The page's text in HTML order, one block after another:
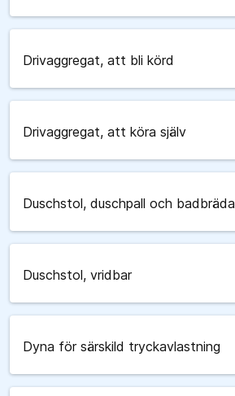
Drivaggregat, att bli körd
Drivaggregat, att köra själv
Duschstol, duschpall och badbräda
Duschstol, vridbar
Dyna för särskild tryckavlastning